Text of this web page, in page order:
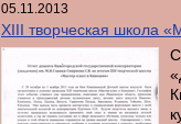
05.11.2013
XIII творческая школа